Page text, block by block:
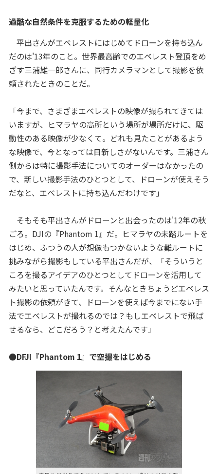
過酷な自然条件を克服するための軽量化
平出さんがエベレストにはじめてドローンを持ち込ん
だのは'13年のこと。世界最高齢でのエベレスト登頂をめ
ざす三浦雄一郎さんに、同行カメラマンとして撮影を依
頼されたときのことだ。
「今まで、さまざまエベレストの映像が撮られてきては
いますが、ヒマラヤの高所という場所が場所だけに、駆
動性のある映像が少なくて。どれも見たことがあるよう
な映像で、今となっては目新しさがないんです。三浦さん
側からは特に撮影手法についてのオーダーはなかったの
で、新しい撮影手法のひとつとして、ドローンが使えそう
だなと、エベレストに持ち込んだわけです」
そもそも平出さんがドローンと出会ったのは'12年の秋
ごろ。DJIの『Phantom 1』だ。ヒマラヤの未踏ルートを
はじめ、ふつうの人が想像もつかないような難ルートに
挑みながら撮影もしている平出さんだが、「そういうと
ころを撮るアイデアのひとつとしてドローンを活用して
みたいと思っていたんです。そんなときちょうどエベレス
ト撮影の依頼がきて、ドローンを使えば今までにない手
法でエベレストが撮れるのでは？もしエベレストで飛ば
せるなら、どこだろう？と考えたんです」
●DFJI『Phantom 1』で空撮をはじめる